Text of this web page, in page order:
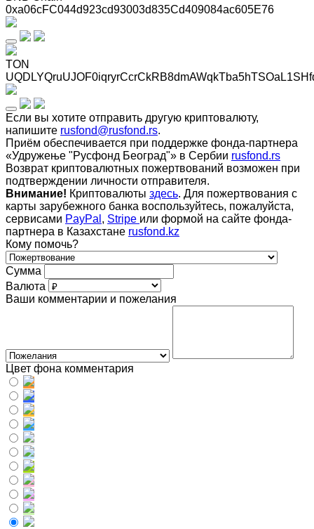
0xa06cFC044d923cd93003d835Cd409084ac605E76
TON
Если вы хотите отправить другую криптовалюту,
напишите rusfond@rusfond.rs.
Приём обеспечивается при поддержке фонда-партнера
«Удружење "Русфонд Београд"» в Сербии rusfond.rs
Возврат криптовалютных пожертвований возможен при
подтверждении личности отправителя.
Внимание! Криптовалюты здесь. Для пожертвования с
карты зарубежного банка воспользуйтесь, пожалуйста,
сервисами PayPal , Stripe или формой на сайте фонда-
партнера в Казахстане rusfond.kz
Кому помочь?
Сумма
Валюта
Ваши комментарии и пожелания
Цвет фона комментария